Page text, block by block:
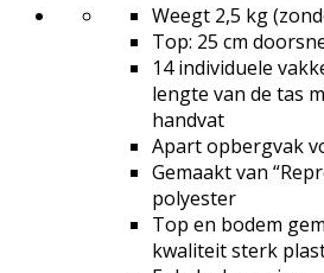
Weegt 2,5 kg
Top: 25 cm
14 individuele
lengte van de tas
handvat
Apart opbergvak
Gemaakt van
polyester
Top en bodem
kwaliteit sterk